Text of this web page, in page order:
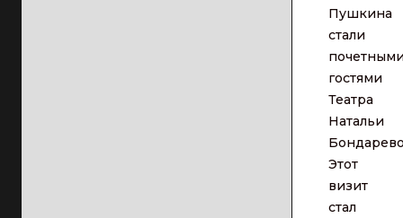
Пушкина
стали
гостями
Театра
Натальи
Этот
визит
стал